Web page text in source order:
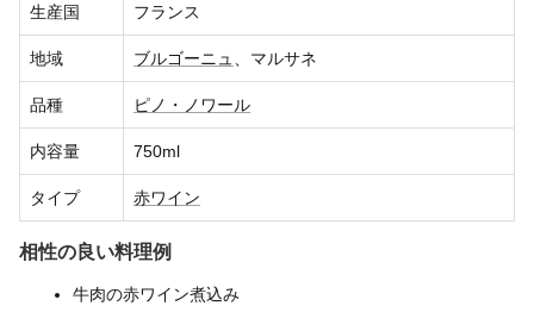
生産国 フランス
地域 ブルゴーニュ 、マルサネ
品種 ピノ・ノワール
内容量 750ml
タイプ 赤ワイン
相性の良い料理例
牛肉の赤ワイン煮込み